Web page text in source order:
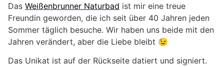
Das Weißenbrunner Naturbad ist mir eine treue
Freundin geworden, die ich seit über 40 Jahren jeden
Sommer täglich besuche. Wir haben uns beide mit den
Jahren verändert, aber die Liebe bleibt 😉
Das Unikat ist auf der Rückseite datiert und signiert.